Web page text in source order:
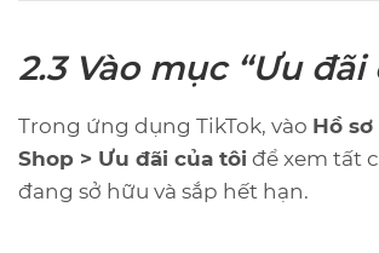
2.3 Vào mục “Ưu đãi
Trong ứng dụng TikTok, vào Hồ sơ
Shop > Ưu đãi của tôi để xem tất
đang sở hữu và sắp hết hạn.